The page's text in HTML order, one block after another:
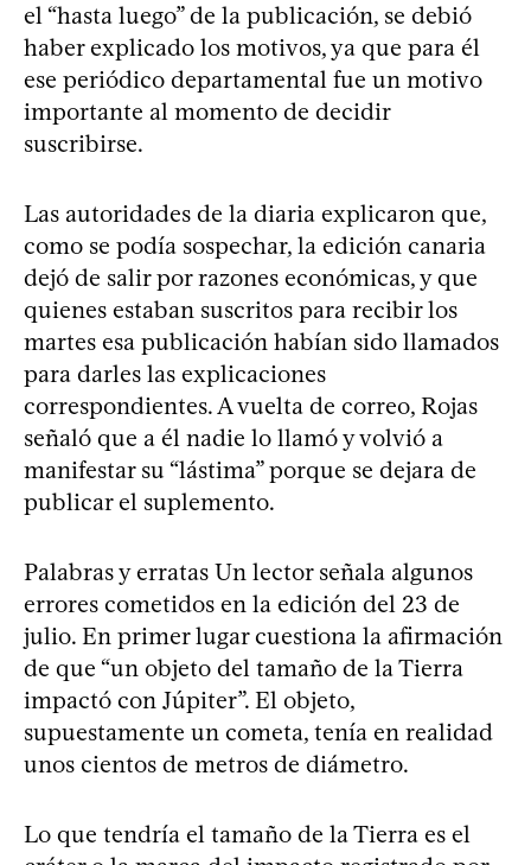
el “hasta luego” de la publicación, se debió
haber explicado los motivos, ya que para él
ese periódico departamental fue un motivo
importante al momento de decidir
suscribirse.
Las autoridades de la diaria explicaron que,
como se podía sospechar, la edición canaria
dejó de salir por razones económicas, y que
quienes estaban suscritos para recibir los
martes esa publicación habían sido llamados
para darles las explicaciones
correspondientes. A vuelta de correo, Rojas
señaló que a él nadie lo llamó y volvió a
manifestar su “lástima” porque se dejara de
publicar el suplemento.
Palabras y erratas Un lector señala algunos
errores cometidos en la edición del 23 de
julio. En primer lugar cuestiona la afirmación
de que “un objeto del tamaño de la Tierra
impactó con Júpiter”. El objeto,
supuestamente un cometa, tenía en realidad
unos cientos de metros de diámetro.
Lo que tendría el tamaño de la Tierra es el